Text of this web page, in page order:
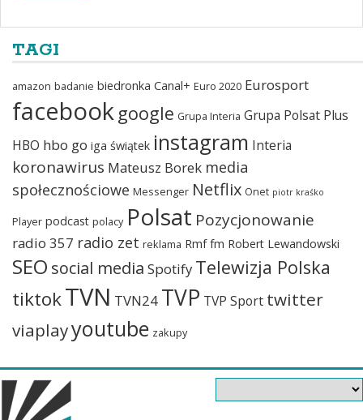
TAGI
amazon badanie biedronka Canal+ Euro 2020 Eurosport
facebook google Grupa Interia Grupa Polsat Plus
HBO hbo go iga świątek instagram Interia
koronawirus Mateusz Borek media
społecznościowe Messenger Netflix Onet piotr kraśko
Player podcast polacy Polsat Pozycjonowanie
radio 357 radio zet reklama Rmf fm Robert Lewandowski
SEO social media Spotify Telewizja Polska
tiktokTVN TVN24 TVP TVP Sport twitter
viaplayyoutube zakupy